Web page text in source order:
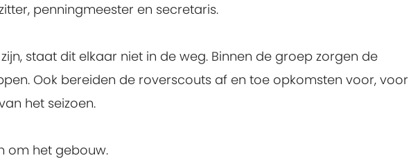
penningmeester en secretaris.
staat dit elkaar niet in de weg. Binnen de groep zorgen de
Ook bereiden de roverscouts af en toe opkomsten voor, voor
het seizoen.
om het gebouw.